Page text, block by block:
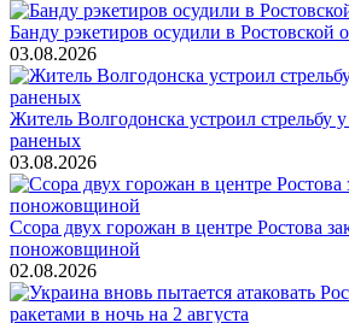
Банду рэкетиров осудили в Ростовской
03.08.2026
Житель Волгодонска устроил стрельбу
раненых
03.08.2026
Ссора двух горожан в центре Ростова
поножовщиной
02.08.2026